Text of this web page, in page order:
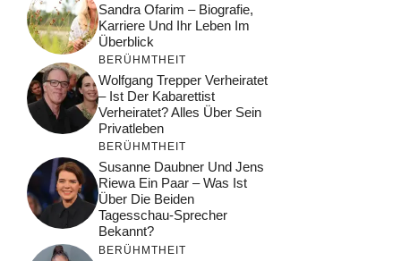
Sandra Ofarim – Biografie,
Karriere Und Ihr Leben Im
Überblick
BERÜHMTHEIT
Wolfgang Trepper Verheiratet
– Ist Der Kabarettist
Verheiratet? Alles Über Sein
Privatleben
BERÜHMTHEIT
Susanne Daubner Und Jens
Riewa Ein Paar – Was Ist
Über Die Beiden
Tagesschau-Sprecher
Bekannt?
BERÜHMTHEIT